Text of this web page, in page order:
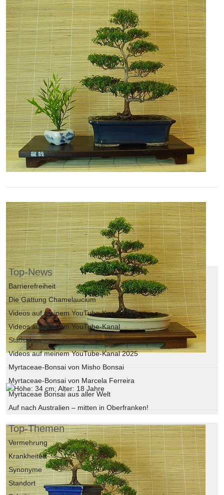
Top-News
Barrierefreiheit
Die Gattung Chamelaucium
Videos auf meinem YouTube-Kanal 2026
Videos auf meinem YouTube-Kanal
Statistiken
Videos auf meinem YouTube-Kanal 2025
Myrtaceae-Bonsai von Misho Bonsai
Myrtaceae-Bonsai von Marcela Ferreira
Myrtaceae Bonsai aus aller Welt
Auf nach Australien – mitten in Oberfranken!
Top-Themen
Vermehrung
Krankheiten
Synonyme
Standort